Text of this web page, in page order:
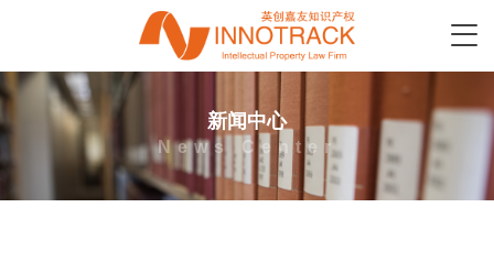
新闻中心
News Center